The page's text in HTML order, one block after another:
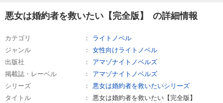
悪女は婚約者を救いたい【完全版】 の詳細情報
カテゴリ
ライトノベル
ジャンル
女性向けライトノベル
出版社
アマゾナイトノベルズ
掲載誌・レーベル
アマゾナイトノベルズ
シリーズ
悪女は婚約者を救いたいシリーズ
タイトル
悪女は婚約者を救いたい【完全版】